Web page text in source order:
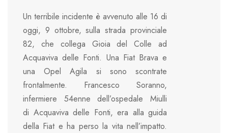
Un terribile incidente è avvenuto alle 16 di
oggi, 9 ottobre, sulla strada provinciale
82, che collega Gioia del Colle ad
Acquaviva delle Fonti. Una Fiat Brava e
una Opel Agila si sono scontrate
frontalmente. Francesco Soranno,
infermiere 54enne dell’ospedale Miulli
di Acquaviva delle Fonti, era alla guida
della Fiat e ha perso la vita nell’impatto.